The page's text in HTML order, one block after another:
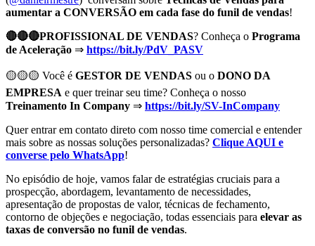
aumentar a CONVERSÃO em cada fase do funil de vendas!
🔴🔴🔴PROFISSIONAL DE VENDAS? Conheça o Programa
de Aceleração ⇒ https://bit.ly/PdV_PASV
🟡🟡🟡 Você é GESTOR DE VENDAS ou o DONO DA
EMPRESA e quer treinar seu time? Conheça o nosso
Treinamento In Company ⇒ https://bit.ly/SV-InCompany
Quer entrar em contato direto com nosso time comercial e entender
mais sobre as nossas soluções personalizadas? Clique AQUI e
converse pelo WhatsApp!
No episódio de hoje, vamos falar de estratégias cruciais para a
prospecção, abordagem, levantamento de necessidades,
apresentação de propostas de valor, técnicas de fechamento,
contorno de objeções e negociação, todas essenciais para elevar as
taxas de conversão no funil de vendas.